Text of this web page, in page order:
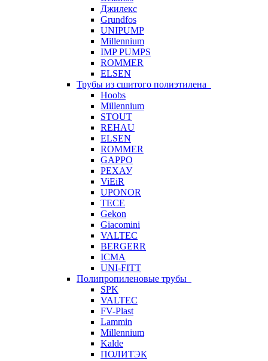
Джилекс
Grundfos
UNIPUMP
Millennium
IMP PUMPS
ROMMER
ELSEN
Трубы из сшитого полиэтилена
Hoobs
Millennium
STOUT
REHAU
ELSEN
ROMMER
GAPPO
РЕХАУ
ViEiR
UPONOR
TECE
Gekon
Giacomini
VALTEC
BERGERR
ICMA
UNI-FITT
Полипропиленовые трубы
SPK
VALTEC
FV-Plast
Lammin
Millennium
Kalde
ПОЛИТЭК